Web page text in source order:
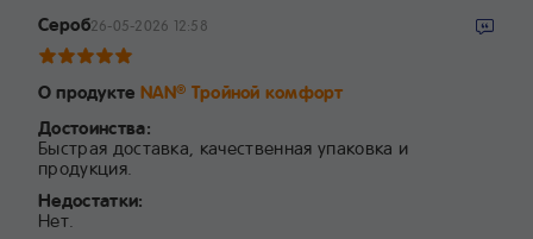
Сероб26-05-2026 12:58
О продукте NAN® Тройной комфорт
Достоинства:
Быстрая доставка, качественная упаковка и
продукция.
Недостатки:
Нет.